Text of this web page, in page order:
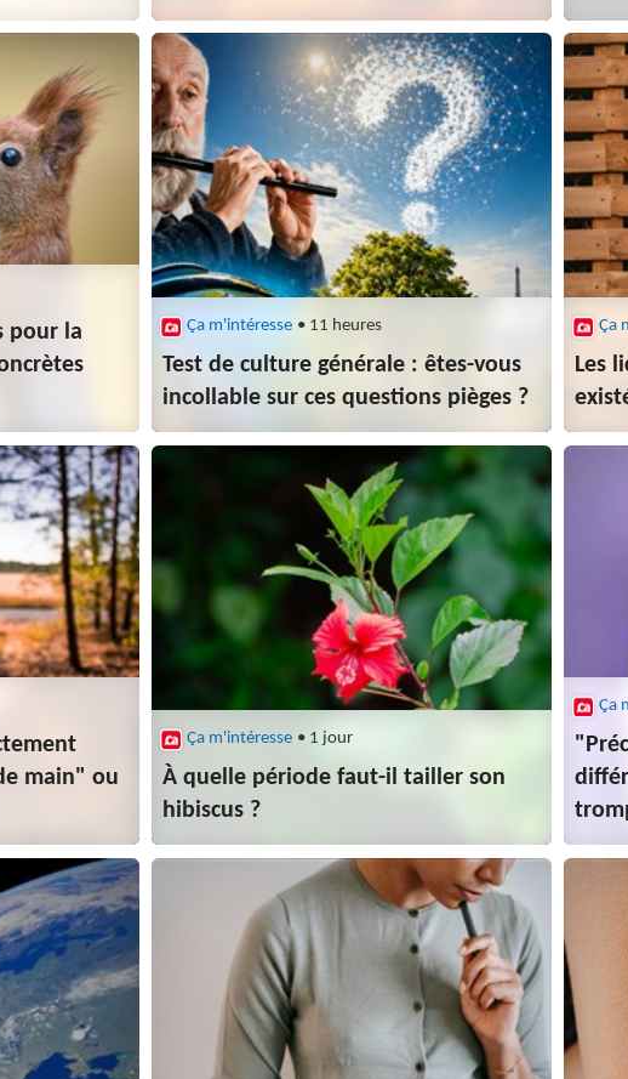
pour la
Ça m'intéresse • 11 heures
Test de culture générale : êtes-vous
incollable sur ces questions pièges ?
Ça
Les
main" ou
Ça m'intéresse • 1 jour
À quelle période faut-il tailler son
hibiscus ?
Ça